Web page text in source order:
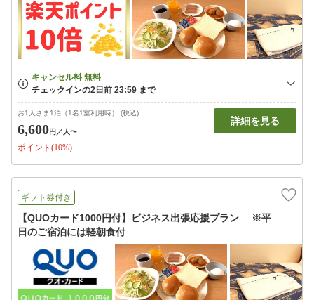
お1人さま1泊（1名1室利用時） (税込)
6,600円 ／人〜
ポイント(10%)
詳細を見る
ギフト券付き
【QUOカード1000円付】ビジネス出張応援プラン ※平
日のご宿泊には軽朝食付